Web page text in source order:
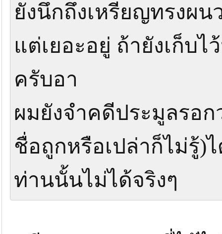
ยังนึกถึงเหรียญทรงผน
แต่เยอะอยู่ ถ้ายังเก็บ
ครับอา
ผมยังจำคดีประมูลรอ
ชื่อถูกหรือเปล่าก็ไม่รู้)
ท่านนั้นไม่ได้จริงๆ